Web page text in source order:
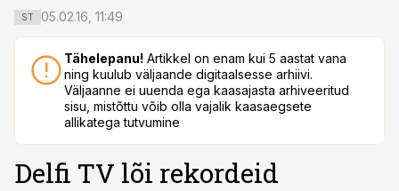
ST 05.02.16, 11:49
Tähelepanu! Artikkel on enam kui 5 aastat vana
ning kuulub väljaande digitaalsesse arhiivi.
Väljaanne ei uuenda ega kaasajasta arhiveeritud
sisu, mistõttu võib olla vajalik kaasaegsete
allikatega tutvumine
Delfi TV lõi rekordeid